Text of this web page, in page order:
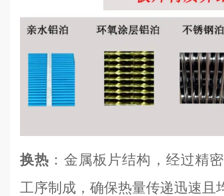
换热 ：金属板片结构，经过精
工序制成，确保热量传递迅速且